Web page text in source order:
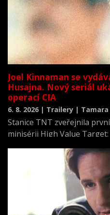
Joel Kinnaman se
Husajna. Nový seriál
operací CIA
6. 8. 2026 | Trailery | Tamara
Stanice TNT zveřejnila
minisérii High Value
novodobých dějin.